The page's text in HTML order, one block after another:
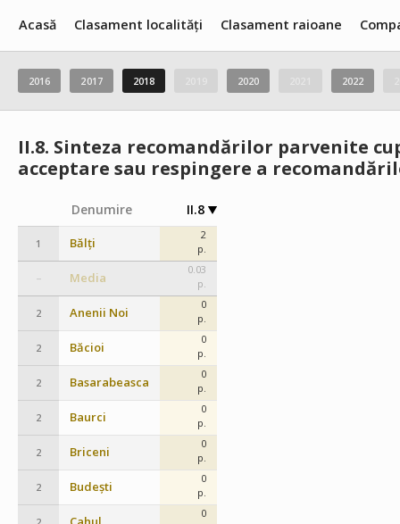
Acasă Clasament localități Clasament raioane
2016 2017 2018 2020 2022
II.8. Sinteza recomandărilor parvenite
acceptare sau respingere a
Denumire II.8
1 Bălți
2
p.
– Media
0.03
p.
2 Anenii Noi
0
p.
2 Băcioi
0
p.
2 Basarabeasca
0
p.
2 Baurci
0
p.
2 Briceni
0
p.
2 Budești
0
p.
0